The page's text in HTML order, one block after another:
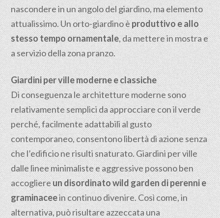
nascondere in un angolo del giardino, ma elemento
attualissimo. Un orto-giardino èproduttivo e allo
stesso tempo ornamentale, da mettere in mostra e
a servizio della zona pranzo.
Giardini per ville moderne e classiche
Di conseguenza le architetture moderne sono
relativamente semplici da approcciare con il verde
perché, facilmente adattabili al gusto
contemporaneo, consentono libertà di azione senza
che l’edificio ne risulti snaturato. Giardini per ville
dalle linee minimaliste e aggressive possono ben
accogliereun disordinato wild garden di perenni e
graminaceein continuo divenire. Così come, in
alternativa, può risultare azzeccata una